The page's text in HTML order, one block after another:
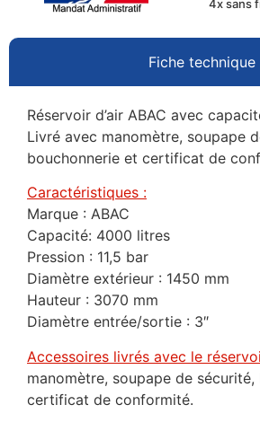
4x sans
Fiche technique
Réservoir d’air ABAC avec
Livré avec manomètre, soupape
bouchonnerie et certificat de
Caractéristiques :
Marque : ABAC
Capacité: 4000 litres
Pression : 11,5 bar
Diamètre extérieur : 1450 mm
Hauteur : 3070 mm
Diamètre entrée/sortie : 3″
Accessoires livrés avec le
manomètre, soupape de
certificat de conformité.